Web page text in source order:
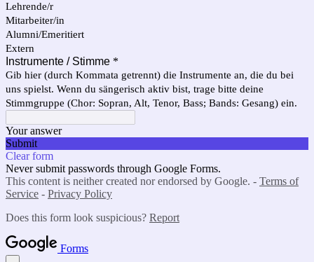
Lehrende/r
Mitarbeiter/in
Alumni/Emeritiert
Extern
Instrumente / Stimme *
Gib hier (durch Kommata getrennt) die Instrumente an, die du bei
uns spielst. Wenn du sängerisch aktiv bist, trage bitte deine
Stimmgruppe (Chor: Sopran, Alt, Tenor, Bass; Bands: Gesang) ein.
Your answer
Submit
Clear form
Never submit passwords through Google Forms.
This content is neither created nor endorsed by Google. - Terms of
Service - Privacy Policy
Does this form look suspicious? Report
Forms